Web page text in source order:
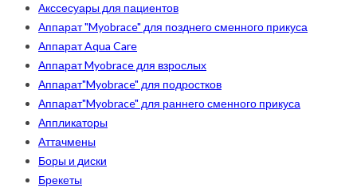
Акссесуары для пациентов
Аппарат "Myobrace" для позднего сменного прикуса
Аппарат Aqua Care
Аппарат Myobrace для взрослых
Аппарат"Myobrace" для подростков
Аппарат"Myobrace" для раннего сменного прикуса
Аппликаторы
Аттачмены
Боры и диски
Брекеты